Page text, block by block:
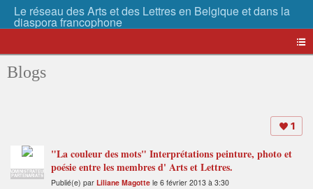
Blogs
1
ADMINISTRATEUR
PARTENARIATS
"La couleur des mots" Interprétations peinture, photo et
poésie entre les membres d' Arts et Lettres.
Publié(e) par Liliane Magotte le 6 février 2013 à 3:30